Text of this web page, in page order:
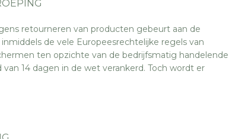
retourneren van producten gebeurt aan de
de vele Europeesrechtelijke regels van
ten opzichte van de bedrijfsmatig handelende
14 dagen in de wet verankerd. Toch wordt er